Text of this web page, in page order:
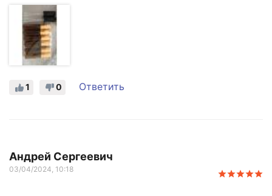
0
1 Ответить
Андрей Сергеевич
03/04/2024, 10:18